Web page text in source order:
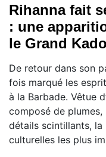
Rihanna fait
: une
le Grand
De retour dans son
fois marqué les
à la Barbade. Vêtue
composé de
détails scintillants, la
culturelles les plus